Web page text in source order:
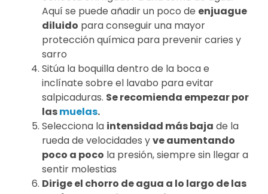
Aquí se puede añadir un poco de enjuague
diluido para conseguir una mayor
protección química para prevenir caries y
sarro
Sitúa la boquilla dentro de la boca e
inclínate sobre el lavabo para evitar
salpicaduras. Se recomienda empezar por
lasmuelas.
Selecciona la intensidad más baja de la
rueda de velocidades yve aumentando
poco a poco la presión, siempre sin llegar a
sentir molestias
Dirige el chorro de agua a lo largo de las